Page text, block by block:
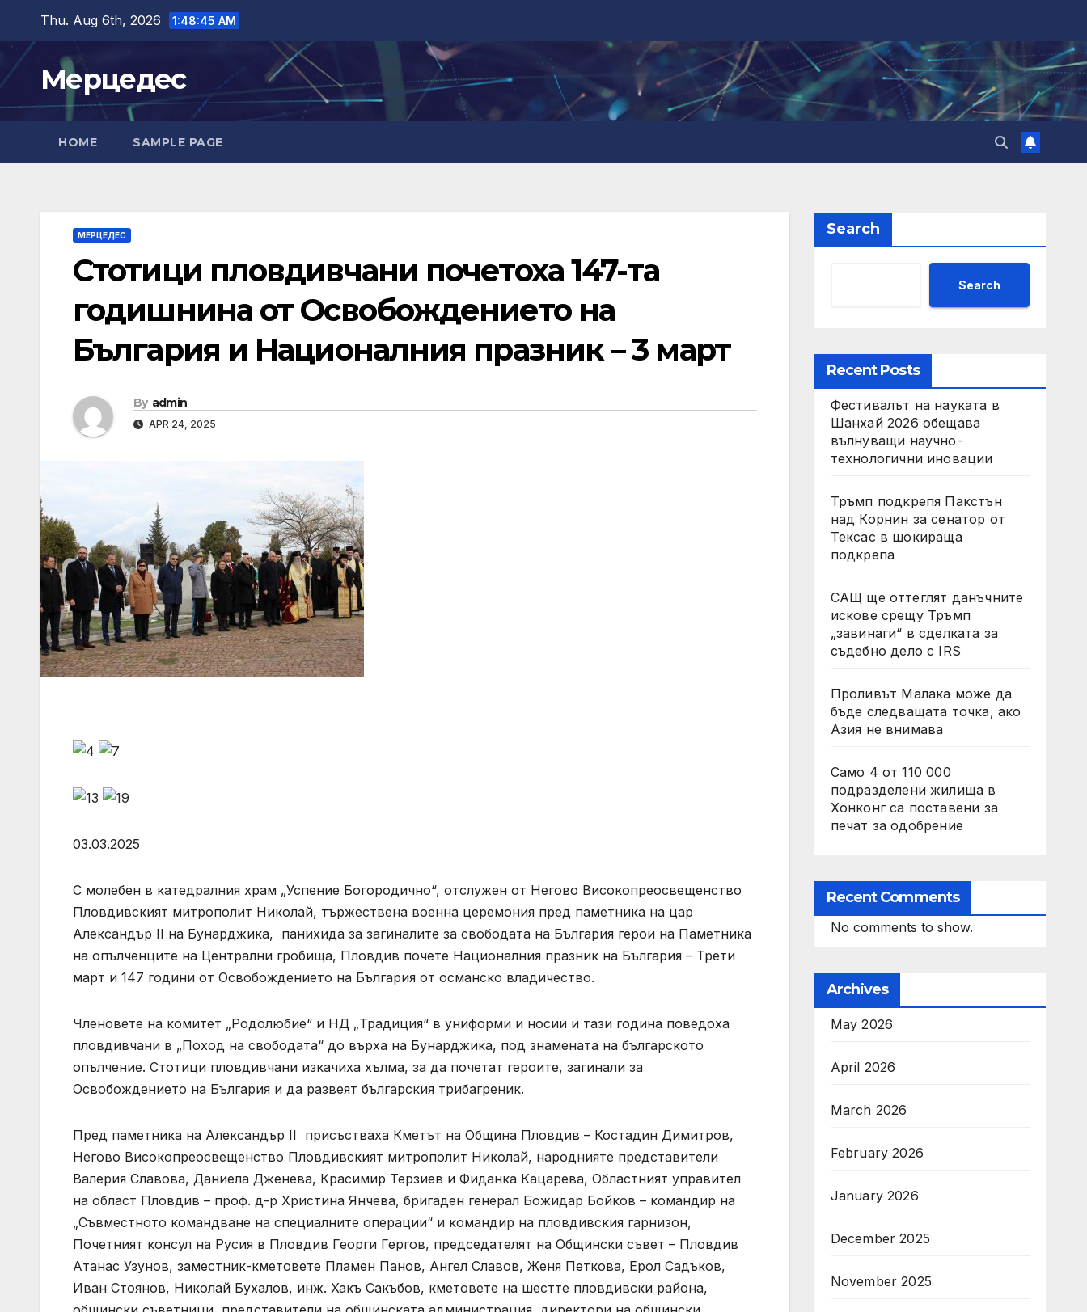
content
Thu. Aug 6th, 2026 1:48:46 AM
Мерцедес
HOME SAMPLE PAGE
МЕРЦЕДЕС
Стотици пловдивчани почетоха 147-та
годишнина от Освобождението на
България и Националния празник – 3 март
By admin
APR 24, 2025
03.03.2025
С молебен в катедралния храм „Успение Богородично“, отслужен от Негово Високопреосвещенство
Пловдивският митрополит Николай, тържествена военна церемония пред паметника на цар
Александър II на Бунарджика, панихида за загиналите за свободата на България герои на Паметника
на опълченците на Централни гробища, Пловдив почете Националния празник на България – Трети
март и 147 години от Освобождението на България от османско владичество.
Членовете на комитет „Родолюбие“ и НД „Традиция“ в униформи и носии и тази година поведоха
пловдивчани в „Поход на свободата“ до върха на Бунарджика, под знамената на българското
опълчение. Стотици пловдивчани изкачиха хълма, за да почетат героите, загинали за
Освобождението на България и да развеят българския трибагреник.
Пред паметника на Александър II присъстваха Кметът на Община Пловдив – Костадин Димитров,
Негово Високопреосвещенство Пловдивският митрополит Николай, народнияте представители
Валерия Славова, Даниела Дженева, Красимир Терзиев и Фиданка Кацарева, Областният управител
на област Пловдив – проф. д-р Христина Янчева, бригаден генерал Божидар Бойков – командир на
„Съвместното командване на специалните операции“ и командир на пловдивския гарнизон,
Почетният консул на Русия в Пловдив Георги Гергов, председателят на Общински съвет – Пловдив
Атанас Узунов, заместник-кметовете Пламен Панов, Ангел Славов, Женя Петкова, Ерол Садъков,
Иван Стоянов, Николай Бухалов, инж. Хакъ Сакъбов, кметовете на шестте пловдивски района,
Search
Search
Recent Posts
Фестивалът на науката в
Шанхай 2026 обещава
вълнуващи научно-
технологични иновации
Тръмп подкрепя Пакстън
над Корнин за сенатор от
Тексас в шокираща
подкрепа
САЩ ще оттеглят данъчните
искове срещу Тръмп
„завинаги“ в сделката за
съдебно дело с IRS
Проливът Малака може да
бъде следващата точка, ако
Азия не внимава
Само 4 от 110 000
подразделени жилища в
Хонконг са поставени за
печат за одобрение
Recent Comments
No comments to show.
Archives
May 2026
April 2026
March 2026
February 2026
January 2026
December 2025
November 2025